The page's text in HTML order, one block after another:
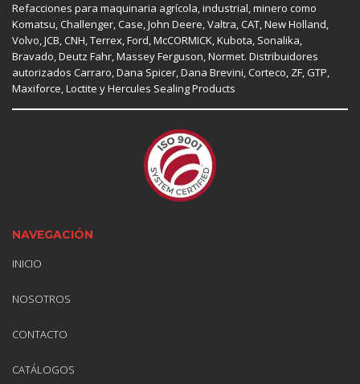
Refacciones para maquinaria agrícola, industrial, minero como
Komatsu, Challenger,Case,John Deere, Valtra,CAT,New Holland,
Volvo,JCB,CNH, Terrex,Ford, McCORMICK,Kubota, Sonalika,
Bravado, Deutz Fahr,Massey Ferguson,Normet. Distribuidores
autorizados Carraro,Dana Spicer, Dana Brevini,Corteco, ZF,GTP,
Maxiforce,Loctite y Hercules Sealing Products
NAVEGACIÓN
INICIO
NOSOTROS
CONTACTO
CATÁLOGOS